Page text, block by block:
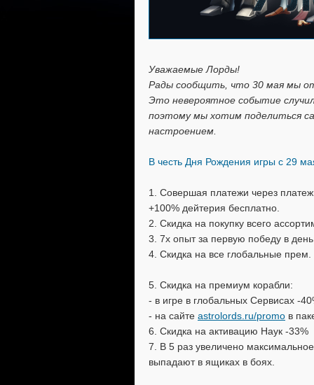
Уважаемые Лорды!
Рады сообщить, что 30 мая мы
Это невероятное событие
поэтому мы хотим поделиться
настроением.
В честь Дня Рождения игры с 29
1. Совершая платежи через
+100% дейтерия бесплатно.
2. Скидка на покупку всего
3. 7x опыт за первую победу в
4. Скидка на все глобальные
5. Скидка на премиум корабли:
- в игре в глобальных Сервисах -
- на сайте astrolords.ru/promo в
6. Скидка на активацию Наук -33%
7. В 5 раз увеличено
выпадают в ящиках в боях.